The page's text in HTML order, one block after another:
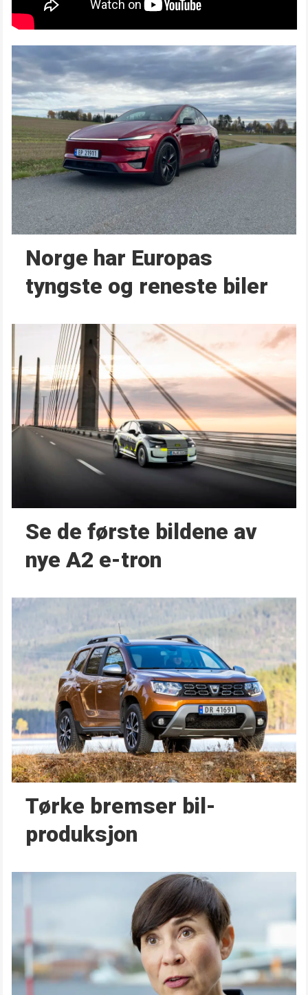
Norge har Europas
tyngste og reneste biler
Se de første bildene av
nye A2 e-tron
Tørke bremser bil­
produksjon